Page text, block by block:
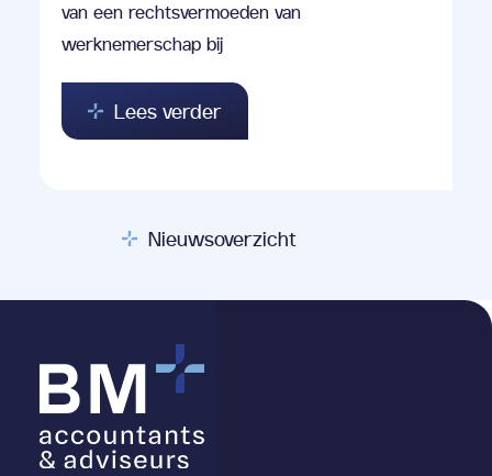
Nieuwsoverzicht
van een rechtsvermoeden van
werknemerschap bij
Lees verder